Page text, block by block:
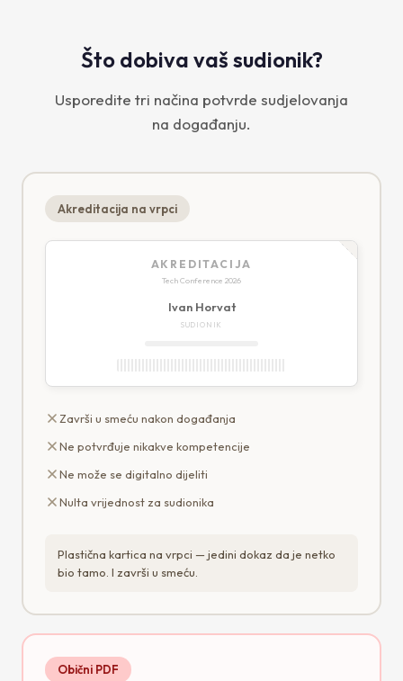
Što dobiva vaš sudionik?
Usporedite tri načina potvrde sudjelovanja
na događanju.
Akreditacija na vrpci
AKREDITACIJA
Tech Conference 2026
Ivan Horvat
SUDIONIK
Završi u smeću nakon događanja
Ne potvrđuje nikakve kompetencije
Ne može se digitalno dijeliti
Nulta vrijednost za sudionika
Plastična kartica na vrpci — jedini dokaz da je netko
bio tamo. I završi u smeću.
Obični PDF